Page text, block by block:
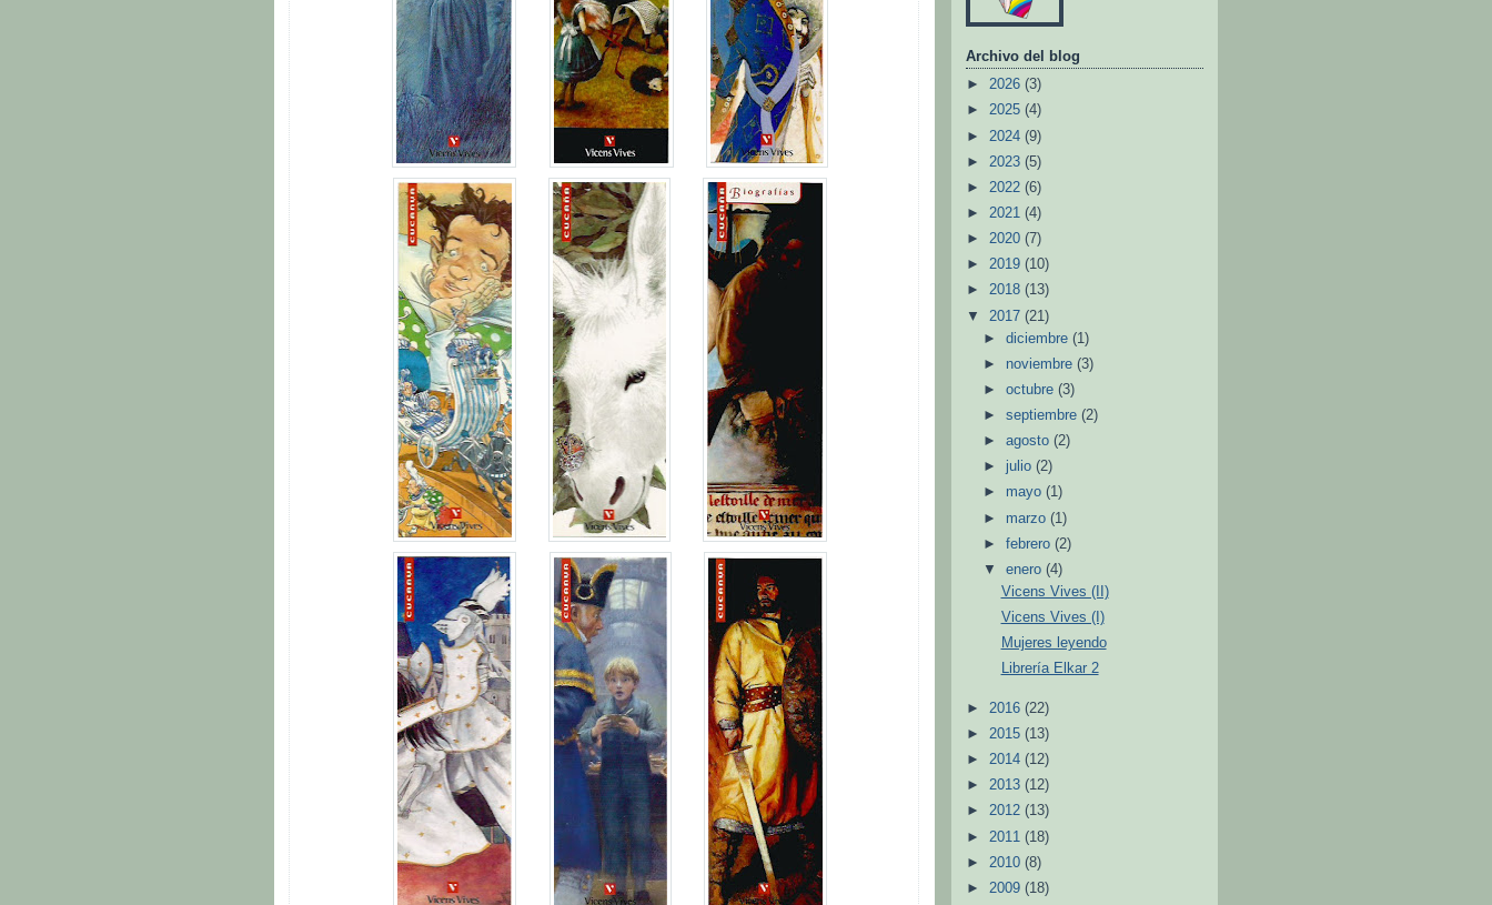
Archivo del blog
► 2026 (3)
► 2025 (4)
► 2024 (9)
► 2023 (5)
► 2022 (6)
► 2021 (4)
► 2020 (7)
► 2019 (10)
► 2018 (13)
▼ 2017 (21)
►diciembre(1)
► noviembre(3)
►octubre(3)
►septiembre(2)
►agosto(2)
► julio(2)
► mayo(1)
► marzo(1)
►febrero(2)
▼enero(4)
Vicens Vives (II)
Vicens Vives (I)
Mujeres leyendo
Librería Elkar 2
► 2016 (22)
► 2015 (13)
► 2014 (12)
► 2013 (12)
► 2012 (13)
► 2011 (18)
► 2010 (8)
► 2009 (18)